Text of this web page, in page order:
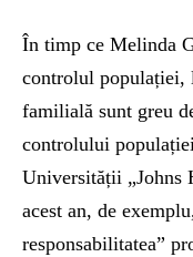
În timp ce Melinda
controlul populației,
familială sunt greu
controlului
Universității „Johns
acest an, de
responsabilitatea”